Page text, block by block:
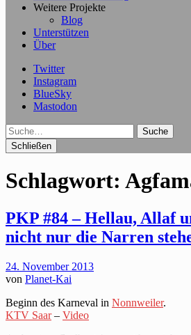
Weitere Projekte
Blog
Unterstützen
Über
Twitter
Instagram
BlueSky
Mastodon
Suche
Schließen
Schlagwort:
PKP #84 – Hellau, Allaf
nicht nur die Narren
24. November 2013
von Planet-Kai
Beginn des Karneval in Nonnweiler.
KTV Saar– Video